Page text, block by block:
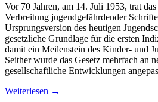
Vor 70 Jahren, am 14. Juli 1953, trat
Verbreitung jugendgefährdender
Ursprungsversion des heutigen
gesetzliche Grundlage für die ersten
damit ein Meilenstein des Kinder- und
Seither wurde das Gesetz mehrfach an
gesellschaftliche Entwicklungen
Weiterlesen →